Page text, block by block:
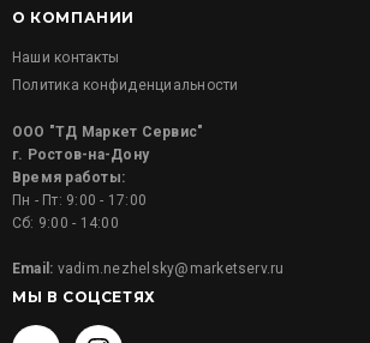
О КОМПАНИИ
Наши контакты
Политика конфиденциальности
ООО "ТД Маркет Сервис"
г. Ростов-на-Дону
Время работы:
Пн - Пт: 9:00 - 17:00
Сб: 9:00 - 14:00
Email: vadim.nezhelsky@marketserv.ru
МЫ В СОЦСЕТЯХ